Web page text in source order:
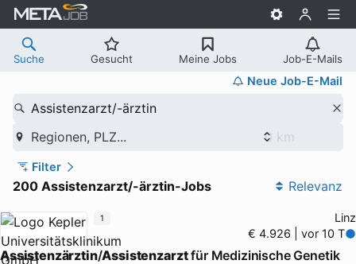
Suche Gesucht Meine Jobs Job-E-Mails
Neue Job-E-Mail
Assistenzarzt/-ärztin
Regionen, PLZ...
Filter
200 Assistenzarzt/-ärztin-Jobs Relevanz
Linz
€ 4.926 | vor 10 T
Assistenzärztin/Assistenzarztfür Medizinische Genetik
1